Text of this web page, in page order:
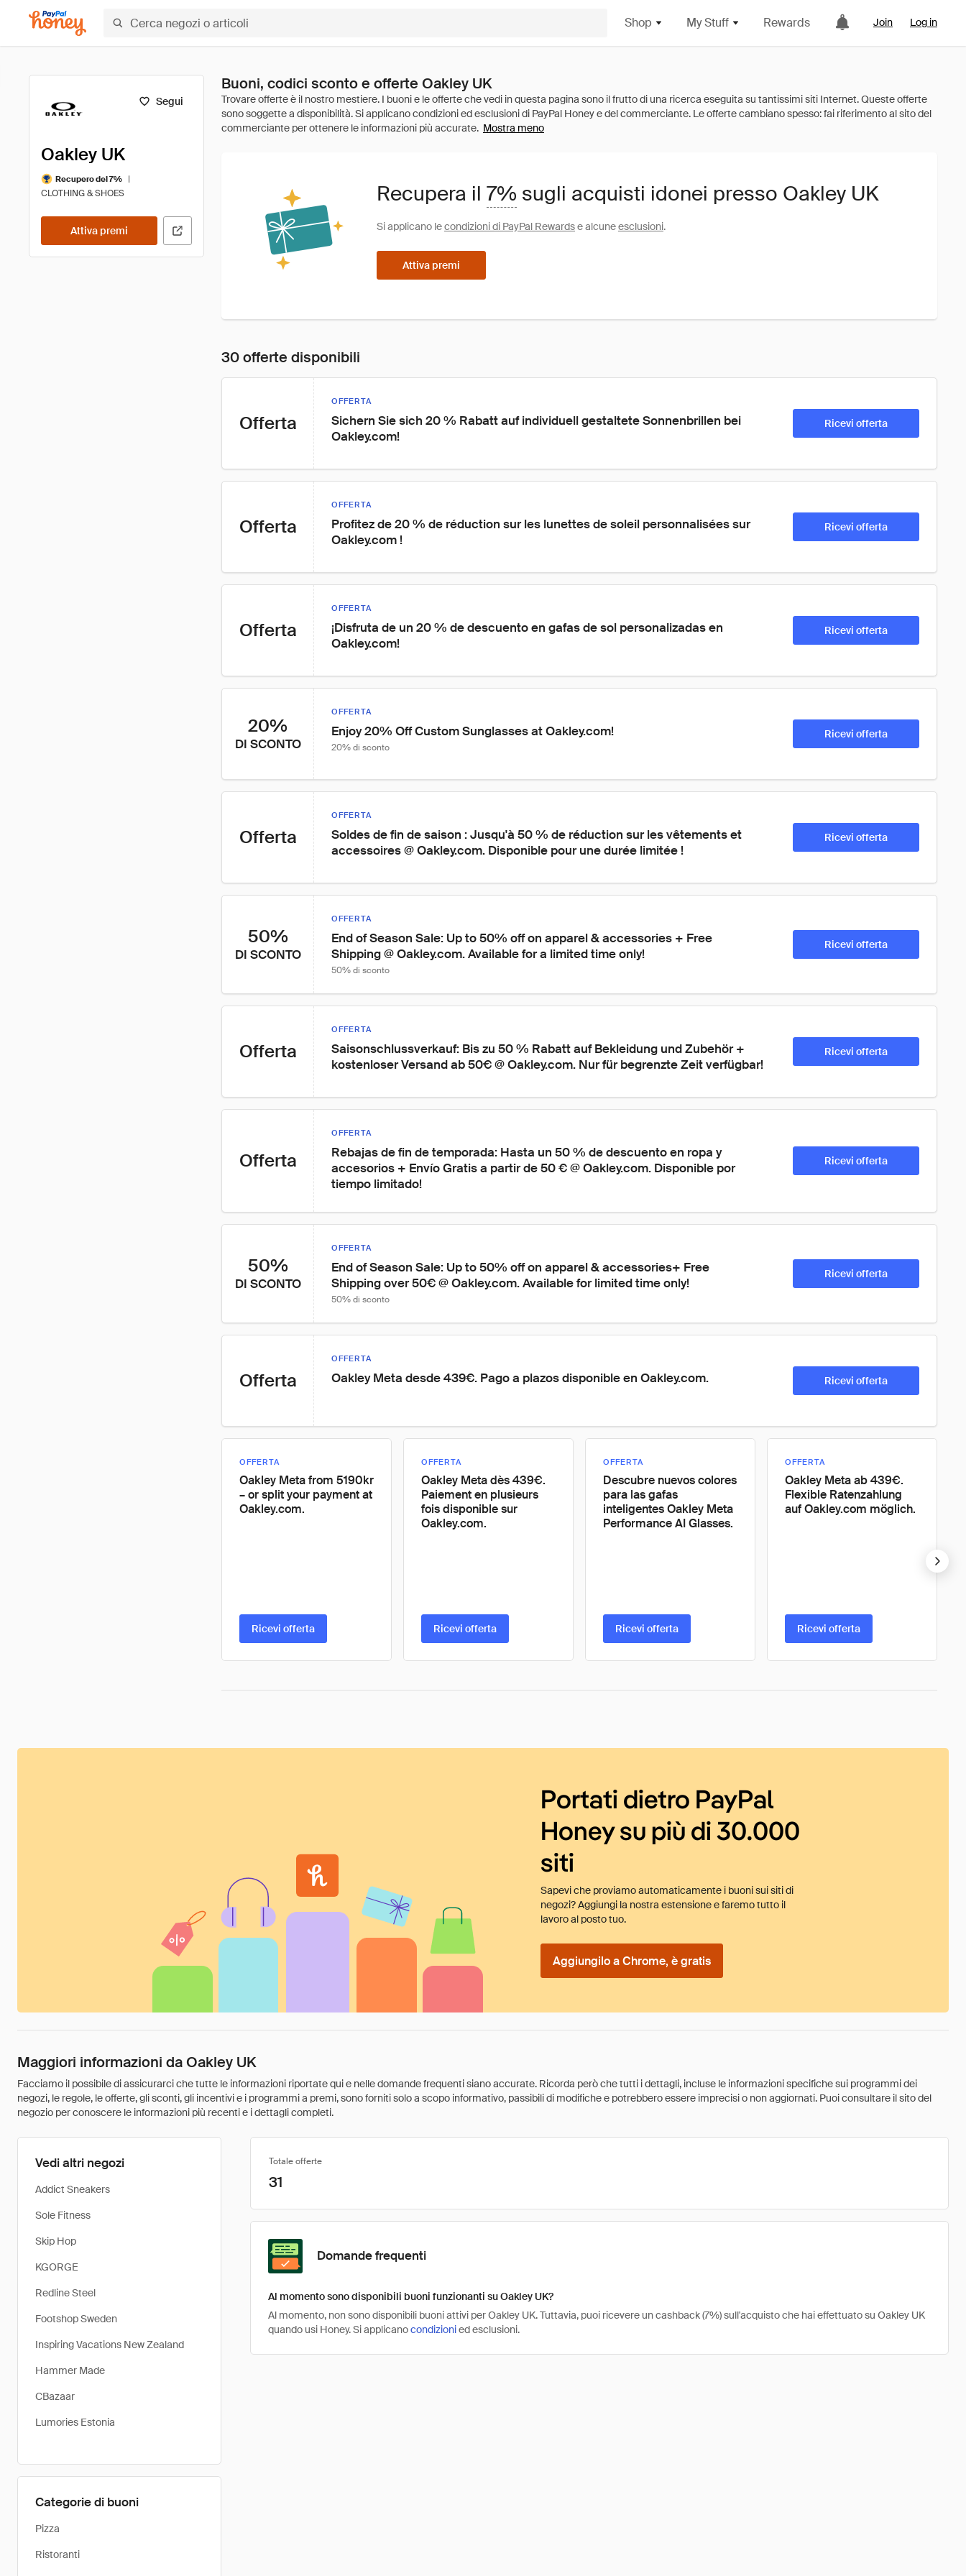
Shop My Stuff Rewards Join Log in
Segui
Oakley UK
Recupero del 7%
|
CLOTHING & SHOES
Attiva premi
Buoni, codici sconto e offerte Oakley UK
Mostra meno
Recupera il 7% sugli acquisti idonei presso Oakley UK
Si applicano lecondizioni di PayPal Rewardse alcuneesclusioni.
Attiva premi
30 offerte disponibili
Offerta
OFFERTA
Sichern Sie sich 20 % Rabatt auf individuell gestaltete Sonnenbrillen bei
Oakley.com!
Ricevi offerta
Offerta
OFFERTA
Profitez de 20 % de réduction sur les lunettes de soleil personnalisées sur
Oakley.com !
Ricevi offerta
Offerta
OFFERTA
¡Disfruta de un 20 % de descuento en gafas de sol personalizadas en
Oakley.com!
Ricevi offerta
20%
DI SCONTO
OFFERTA
Enjoy 20% Off Custom Sunglasses at Oakley.com!
20% di sconto
Ricevi offerta
Offerta
OFFERTA
Soldes de fin de saison : Jusqu'à 50 % de réduction sur les vêtements et
accessoires @ Oakley.com. Disponible pour une durée limitée !
Ricevi offerta
50%
DI SCONTO
OFFERTA
End of Season Sale: Up to 50% off on apparel & accessories + Free
Shipping @ Oakley.com. Available for a limited time only!
50% di sconto
Ricevi offerta
Offerta
OFFERTA
Saisonschlussverkauf: Bis zu 50 % Rabatt auf Bekleidung und Zubehör +
kostenloser Versand ab 50€ @ Oakley.com. Nur für begrenzte Zeit verfügbar!
Ricevi offerta
Offerta
OFFERTA
Rebajas de fin de temporada: Hasta un 50 % de descuento en ropa y
accesorios + Envío Gratis a partir de 50 € @ Oakley.com. Disponible por
tiempo limitado!
Ricevi offerta
50%
DI SCONTO
OFFERTA
End of Season Sale: Up to 50% off on apparel & accessories+ Free
Shipping over 50€ @ Oakley.com. Available for limited time only!
50% di sconto
Ricevi offerta
Offerta
OFFERTA
Oakley Meta desde 439€. Pago a plazos disponible en Oakley.com. Ricevi offerta
OFFERTA
Oakley Meta from 5190kr
– or split your payment at
Oakley.com.
Ricevi offerta
OFFERTA
Oakley Meta dès 439€.
Paiement en plusieurs
fois disponible sur
Oakley.com.
Ricevi offerta
OFFERTA
Descubre nuevos colores
para las gafas
inteligentes Oakley Meta
Performance AI Glasses.
Ricevi offerta
OFFERTA
Oakley Meta ab 439€.
Flexible Ratenzahlung
auf Oakley.com möglich.
Ricevi offerta
Portati dietro PayPal
Honey su più di 30.000
siti
Sapevi che proviamo automaticamente i buoni sui siti di
negozi? Aggiungi la nostra estensione e faremo tutto il
lavoro al posto tuo.
Aggiungilo a Chrome, è gratis
Maggiori informazioni da Oakley UK
Facciamo il possibile di assicurarci che tutte le informazioni riportate qui e nelle domande frequenti siano accurate. Ricorda però che tutti i dettagli, incluse le informazioni specifiche sui programmi dei
negozi, le regole, le offerte, gli sconti, gli incentivi e i programmi a premi, sono forniti solo a scopo informativo, passibili di modifiche e potrebbero essere imprecisi o non aggiornati. Puoi consultare il sito del
negozio per conoscere le informazioni più recenti e i dettagli completi.
Vedi altri negozi
Addict Sneakers
Sole Fitness
Skip Hop
KGORGE
Redline Steel
Footshop Sweden
Inspiring Vacations New Zealand
Hammer Made
CBazaar
Lumories Estonia
Categorie di buoni
Pizza
Ristoranti
Totale offerte
31
Domande frequenti
Al momento sono disponibili buoni funzionanti su Oakley UK?
Al momento, non sono disponibili buoni attivi per Oakley UK. Tuttavia, puoi ricevere un cashback (7%) sull'acquisto che hai effettuato su Oakley UK
quando usi Honey. Si applicanocondizionied esclusioni.